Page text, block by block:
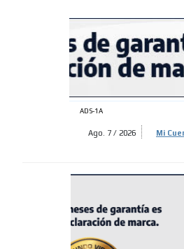
ADS-1A
Ago. 7 / 2026 Mi